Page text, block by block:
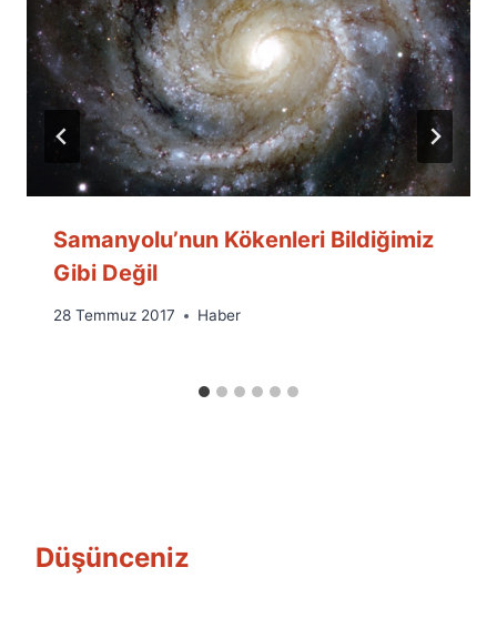
Samanyolu’nun Kökenleri Bildiğimiz
Gibi Değil
By
28 Temmuz 2017 Haber
Düşünceniz